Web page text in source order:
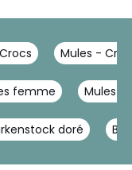
Mules -
femme Mules
doré